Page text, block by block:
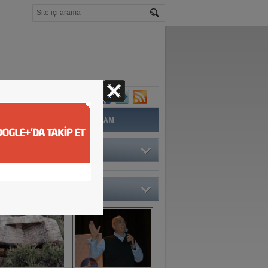
YAŞAM